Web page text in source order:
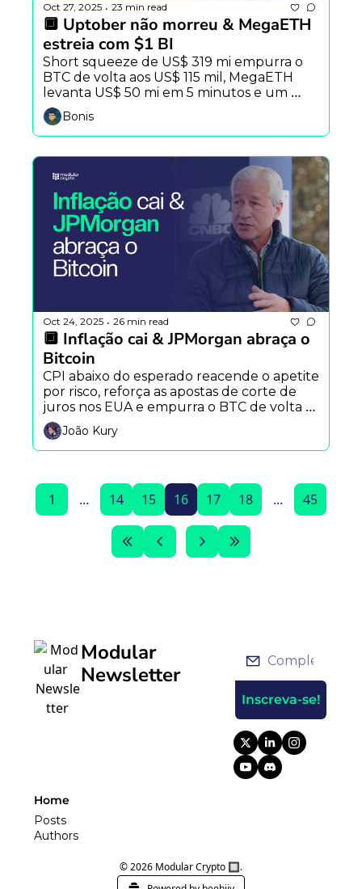
Oct 27, 2025 • 23 min read
🔲 Uptober não morreu & MegaETH
estreia com $1 BI
Short squeeze de US$ 319 mi empurra o
BTC de volta aos US$ 115 mil, MegaETH
levanta US$ 50 mi em 5 minutos e um
“teste de estresse” expõe a fragilidade da
governança da Arbitrum.
Bonis
Oct 24, 2025 • 26 min read
🔲 Inflação cai & JPMorgan abraça o
Bitcoin
CPI abaixo do esperado reacende o apetite
por risco, reforça as apostas de corte de
juros nos EUA e empurra o BTC de volta
aos US$ 111 mil — enquanto o maior banco
do mundo decide que é hora de
colateralizar o cripto.
João Kury
1 ... 14 15 16 17 18 ... 45
Modular
Newsletter
Inscreva-se!
Home
Posts
Authors
© 2026 Modular Crypto 🔲.